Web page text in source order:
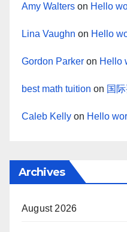
Amy Walters on Hello
Lina Vaughn on Hello
Gordon Parker on Hello
best math tuition on 国
Caleb Kelly on Hello
Archives
August 2026